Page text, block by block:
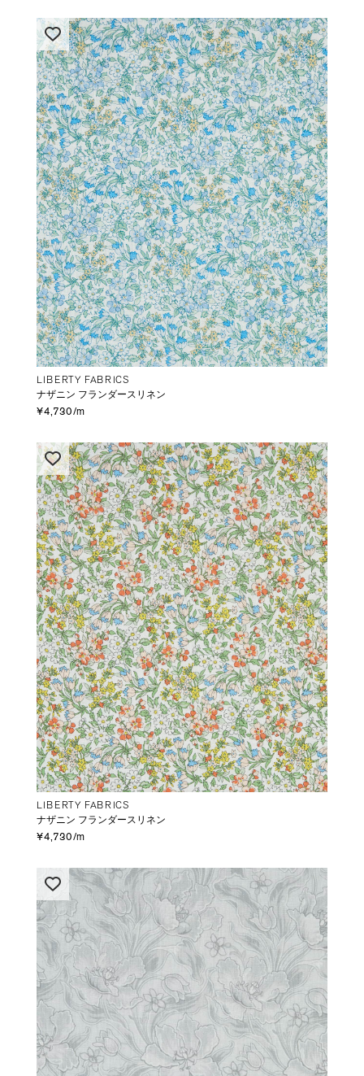
LIBERTY FABRICS
ナザニン フランダースリネン
¥4,730/m
LIBERTY FABRICS
ナザニン フランダースリネン
¥4,730/m